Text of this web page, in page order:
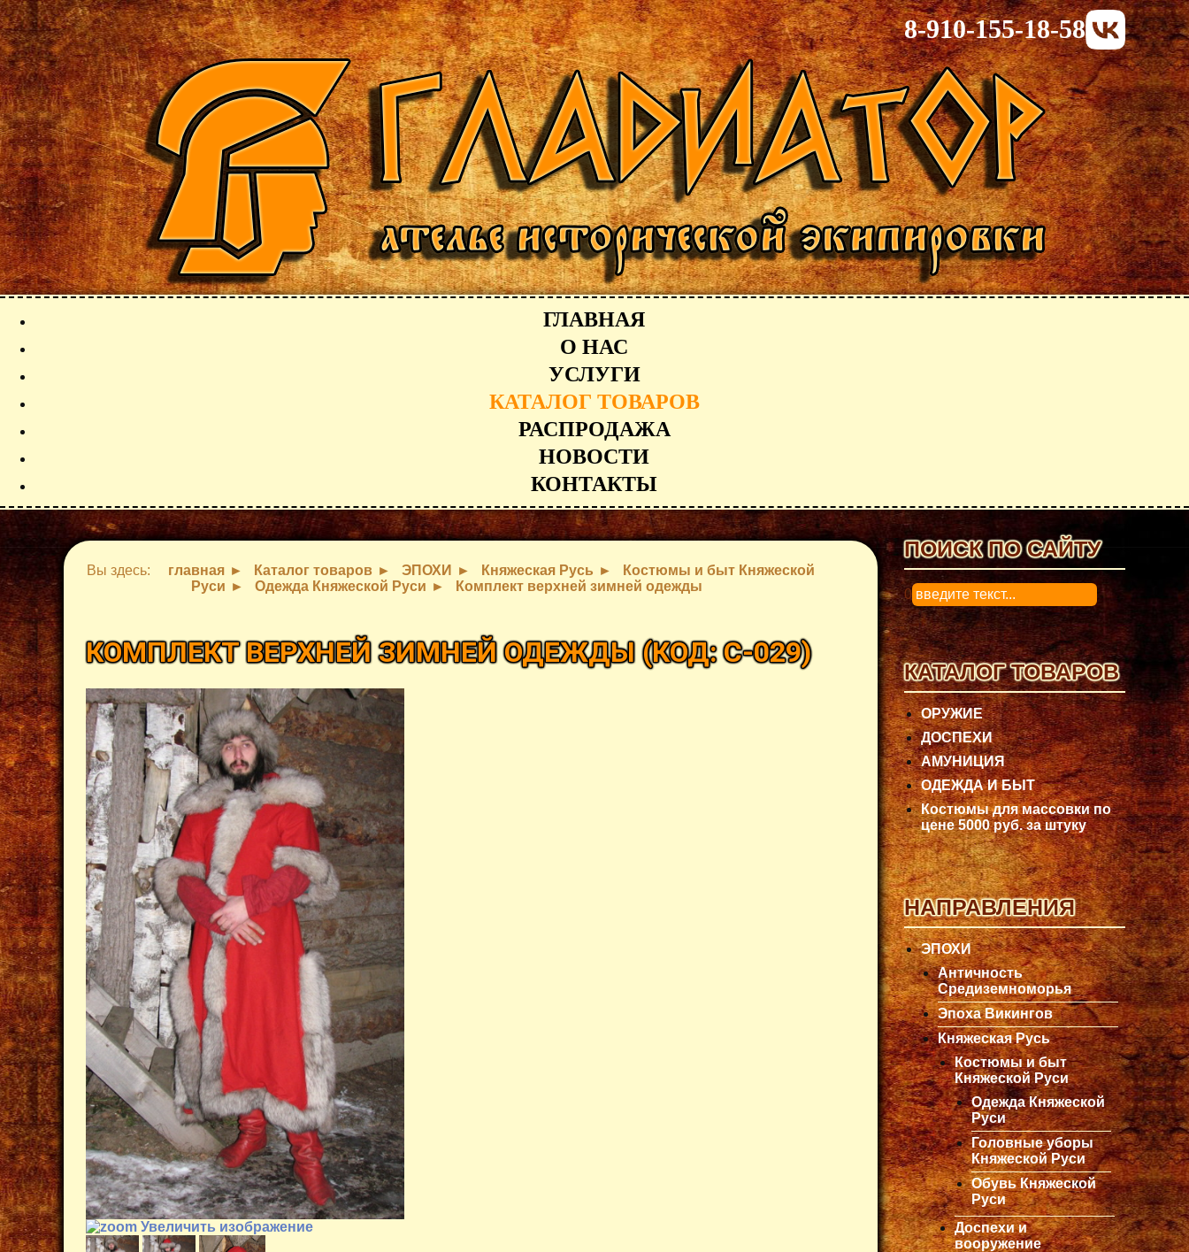
8-910-155-18-58
ГЛАВНАЯ
О НАС
УСЛУГИ
КАТАЛОГ ТОВАРОВ
РАСПРОДАЖА
НОВОСТИ
КОНТАКТЫ
Вы здесь: главная Каталог товаров ЭПОХИ Княжеская Русь
Костюмы и быт Княжеской
Руси
Одежда Княжеской Руси Комплект верхней зимней одежды
КОМПЛЕКТ ВЕРХНЕЙ ЗИМНЕЙ ОДЕЖДЫ(КОД:C-029)
Увеличить изображение
ПОИСК ПО САЙТУ
0
КАТАЛОГ ТОВАРОВ
ОРУЖИЕ
ДОСПЕХИ
АМУНИЦИЯ
ОДЕЖДА И БЫТ
Костюмы для массовки по
цене 5000 руб. за штуку
НАПРАВЛЕНИЯ
ЭПОХИ
Античность
Средиземноморья
Эпоха Викингов
Княжеская Русь
Костюмы и быт
Княжеской Руси
Одежда Княжеской
Руси
Головные уборы
Княжеской Руси
Обувь Княжеской
Руси
Доспехи и
вооружение